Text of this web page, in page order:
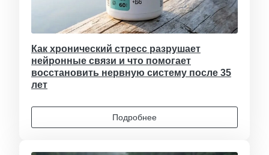
Как хронический стресс разрушает
нейронные связи и что помогает
восстановить нервную систему после 35
лет
Подробнее